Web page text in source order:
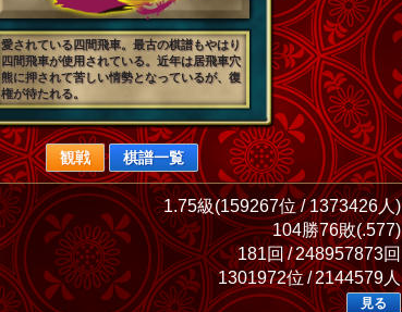
愛されている四間飛車。最古の棋譜もやはり
四間飛車が使用されている。近年は居飛車穴
熊に押されて苦しい情勢となっているが、復
権が待たれる。
観戦 棋譜一覧
1.75級(159267位 / 1373426人)
104勝76敗(.577)
181回 / 248957873回
1301972位 / 2144579人
見る